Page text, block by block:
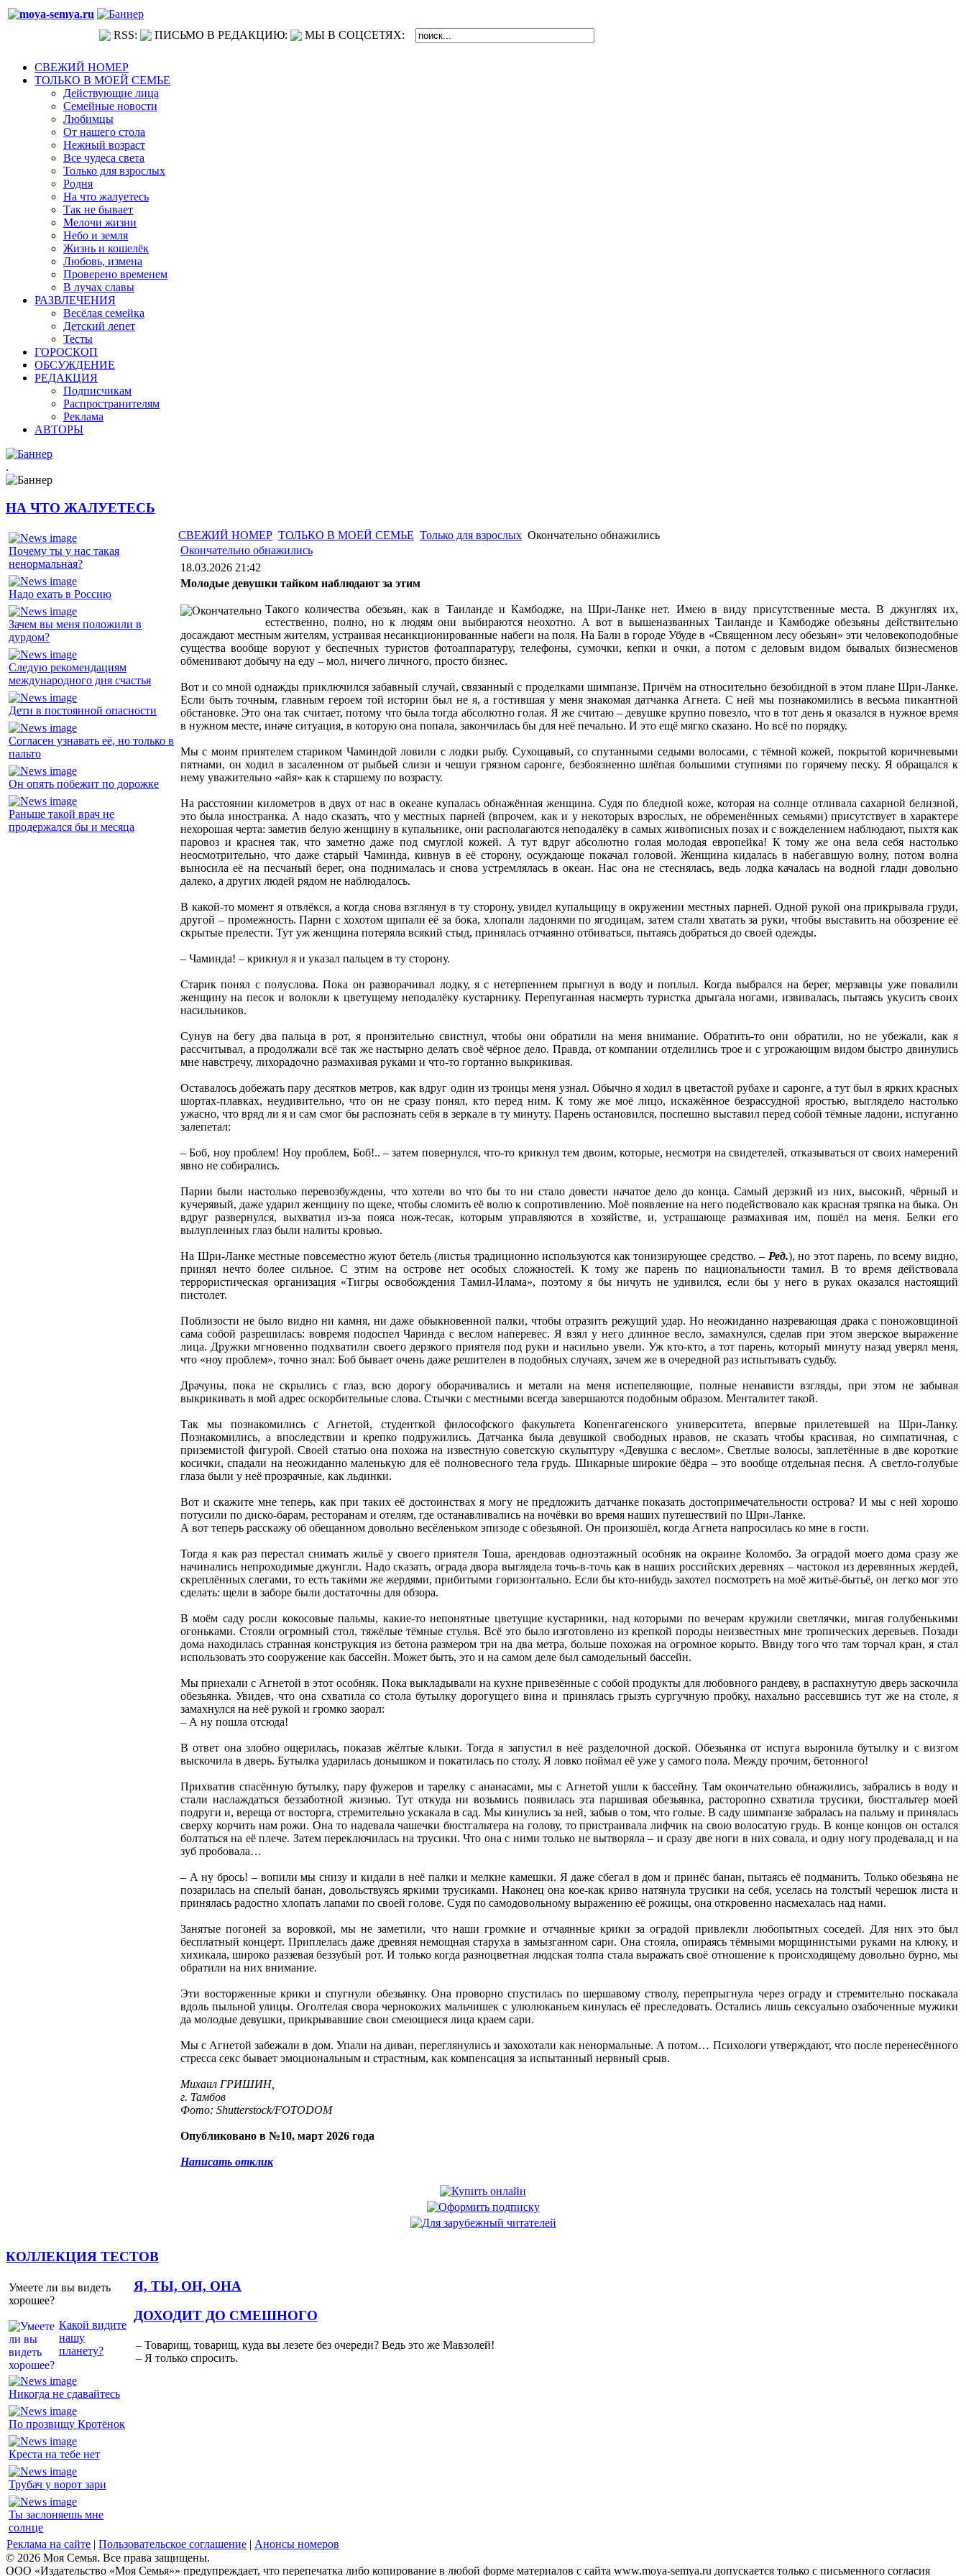
RSS: ПИСЬМО В РЕДАКЦИЮ: МЫ В СОЦСЕТЯХ:
СВЕЖИЙ НОМЕР
ТОЛЬКО В МОЕЙ СЕМЬЕ
Действующие лица
Семейные новости
Любимцы
От нашего стола
Нежный возраст
Все чудеса света
Только для взрослых
Родня
На что жалуетесь
Так не бывает
Мелочи жизни
Небо и земля
Жизнь и кошелёк
Любовь, измена
Проверено временем
В лучах славы
РАЗВЛЕЧЕНИЯ
Весёлая семейка
Детский лепет
Тесты
ГОРОСКОП
ОБСУЖДЕНИЕ
РЕДАКЦИЯ
Подписчикам
Распространителям
Реклама
АВТОРЫ
.
НА ЧТО ЖАЛУЕТЕСЬ
Почему ты у нас такая
ненормальная?
Надо ехать в Россию
Зачем вы меня положили в
дурдом?
Следую рекомендациям
международного дня счастья
Дети в постоянной опасности
Согласен узнавать её, но только в
пальто
Он опять побежит по дорожке
Раньше такой врач не
продержался бы и месяца
СВЕЖИЙ НОМЕР ТОЛЬКО В МОЕЙ СЕМЬЕ Только для взрослых Окончательно обнажились
Окончательно обнажились
18.03.2026 21:42
Молодые девушки тайком наблюдают за этим
Такого количества обезьян, как в Таиланде и Камбодже, на Шри-Ланке нет. Имею в виду присутственные места. В джунглях их,
естественно, полно, но к людям они выбираются неохотно. А вот в вышеназванных Таиланде и Камбодже обезьяны действительно
досаждают местным жителям, устраивая несанкционированные набеги на поля. На Бали в городе Убуде в «Священном лесу обезьян» эти человекоподобные
существа вообще воруют у беспечных туристов фотоаппаратуру, телефоны, сумочки, кепки и очки, а потом с деловым видом бывалых бизнесменов
обменивают добычу на еду – мол, ничего личного, просто бизнес.
Вот и со мной однажды приключился забавный случай, связанный с проделками шимпанзе. Причём на относительно безобидной в этом плане Шри-Ланке.
Если быть точным, главным героем той истории был не я, а гостившая у меня знакомая датчанка Агнета. С ней мы познакомились в весьма пикантной
обстановке. Это она так считает, потому что была тогда абсолютно голая. Я же считаю – девушке крупно повезло, что в тот день я оказался в нужное время
в нужном месте, иначе ситуация, в которую она попала, закончилась бы для неё печально. И это ещё мягко сказано. Но всё по порядку.
Мы с моим приятелем стариком Чаминдой ловили с лодки рыбу. Сухощавый, со спутанными седыми волосами, с тёмной кожей, покрытой коричневыми
пятнами, он ходил в засаленном от рыбьей слизи и чешуи грязном саронге, безбоязненно шлёпая большими ступнями по горячему песку. Я обращался к
нему уважительно «айя» как к старшему по возрасту.
На расстоянии километров в двух от нас в океане купалась обнажённая женщина. Судя по бледной коже, которая на солнце отливала сахарной белизной,
это была иностранка. А надо сказать, что у местных парней (впрочем, как и у некоторых взрослых, не обременённых семьями) присутствует в характере
нехорошая черта: заметив белую женщину в купальнике, они располагаются неподалёку в самых живописных позах и с вожделением наблюдают, пыхтя как
паровоз и краснея так, что заметно даже под смуглой кожей. А тут вдруг абсолютно голая молодая европейка! К тому же она вела себя настолько
неосмотрительно, что даже старый Чаминда, кивнув в её сторону, осуждающе покачал головой. Женщина кидалась в набегавшую волну, потом волна
выносила её на песчаный берег, она поднималась и снова устремлялась в океан. Нас она не стеснялась, ведь лодка качалась на водной глади довольно
далеко, а других людей рядом не наблюдалось.
В какой-то момент я отвлёкся, а когда снова взглянул в ту сторону, увидел купальщицу в окружении местных парней. Одной рукой она прикрывала груди,
другой – промежность. Парни с хохотом щипали её за бока, хлопали ладонями по ягодицам, затем стали хватать за руки, чтобы выставить на обозрение её
скрытые прелести. Тут уж женщина потеряла всякий стыд, принялась отчаянно отбиваться, пытаясь добраться до своей одежды.
– Чаминда! – крикнул я и указал пальцем в ту сторону.
Старик понял с полуслова. Пока он разворачивал лодку, я с нетерпением прыгнул в воду и поплыл. Когда выбрался на берег, мерзавцы уже повалили
женщину на песок и волокли к цветущему неподалёку кустарнику. Перепуганная насмерть туристка дрыгала ногами, извивалась, пытаясь укусить своих
насильников.
Сунув на бегу два пальца в рот, я пронзительно свистнул, чтобы они обратили на меня внимание. Обратить-то они обратили, но не убежали, как я
рассчитывал, а продолжали всё так же настырно делать своё чёрное дело. Правда, от компании отделились трое и с угрожающим видом быстро двинулись
мне навстречу, лихорадочно размахивая руками и что-то гортанно выкрикивая.
Оставалось добежать пару десятков метров, как вдруг один из троицы меня узнал. Обычно я ходил в цветастой рубахе и саронге, а тут был в ярких красных
шортах-плавках, неудивительно, что он не сразу понял, кто перед ним. К тому же моё лицо, искажённое безрассудной яростью, выглядело настолько
ужасно, что вряд ли я и сам смог бы распознать себя в зеркале в ту минуту. Парень остановился, поспешно выставил перед собой тёмные ладони, испуганно
залепетал:
– Боб, ноу проблем! Ноу проблем, Боб!.. – затем повернулся, что-то крикнул тем двоим, которые, несмотря на свидетелей, отказываться от своих намерений
явно не собирались.
Парни были настолько перевозбуждены, что хотели во что бы то ни стало довести начатое дело до конца. Самый дерзкий из них, высокий, чёрный и
кучерявый, даже ударил женщину по щеке, чтобы сломить её волю к сопротивлению. Моё появление на него подействовало как красная тряпка на быка. Он
вдруг развернулся, выхватил из-за пояса нож-тесак, которым управляются в хозяйстве, и, устрашающе размахивая им, пошёл на меня. Белки его
вылупленных глаз были налиты кровью.
На Шри-Ланке местные повсеместно жуют бетель (листья традиционно используются как тонизирующее средство. – Ред.), но этот парень, по всему видно,
принял нечто более сильное. С этим на острове нет особых сложностей. К тому же парень по национальности тамил. В то время действовала
террористическая организация «Тигры освобождения Тамил-Илама», поэтому я бы ничуть не удивился, если бы у него в руках оказался настоящий
пистолет.
Поблизости не было видно ни камня, ни даже обыкновенной палки, чтобы отразить режущий удар. Но неожиданно назревающая драка с поножовщиной
сама собой разрешилась: вовремя подоспел Чаринда с веслом наперевес. Я взял у него длинное весло, замахнулся, сделав при этом зверское выражение
лица. Дружки мгновенно подхватили своего дерзкого приятеля под руки и насильно увели. Уж кто-кто, а тот парень, который минуту назад уверял меня,
что «ноу проблем», точно знал: Боб бывает очень даже решителен в подобных случаях, зачем же в очередной раз испытывать судьбу.
Драчуны, пока не скрылись с глаз, всю дорогу оборачивались и метали на меня испепеляющие, полные ненависти взгляды, при этом не забывая
выкрикивать в мой адрес оскорбительные слова. Стычки с местными всегда завершаются подобным образом. Менталитет такой.
Так мы познакомились с Агнетой, студенткой философского факультета Копенгагенского университета, впервые прилетевшей на Шри-Ланку.
Познакомились, а впоследствии и крепко подружились. Датчанка была девушкой свободных нравов, не сказать чтобы красивая, но симпатичная, с
приземистой фигурой. Своей статью она похожа на известную советскую скульптуру «Девушка с веслом». Светлые волосы, заплетённые в две короткие
косички, спадали на неожиданно маленькую для её полновесного тела грудь. Шикарные широкие бёдра – это вообще отдельная песня. А светло-голубые
глаза были у неё прозрачные, как льдинки.
Вот и скажите мне теперь, как при таких её достоинствах я могу не предложить датчанке показать достопримечательности острова? И мы с ней хорошо
потусили по диско-барам, ресторанам и отелям, где останавливались на ночёвки во время наших путешествий по Шри-Ланке.
А вот теперь расскажу об обещанном довольно весёленьком эпизоде с обезьяной. Он произошёл, когда Агнета напросилась ко мне в гости.
Тогда я как раз перестал снимать жильё у своего приятеля Тоша, арендовав одноэтажный особняк на окраине Коломбо. За оградой моего дома сразу же
начинались непроходимые джунгли. Надо сказать, ограда двора выглядела точь-в-точь как в наших российских деревнях – частокол из деревянных жердей,
скреплённых слегами, то есть такими же жердями, прибитыми горизонтально. Если бы кто-нибудь захотел посмотреть на моё житьё-бытьё, он легко мог это
сделать: щели в заборе были достаточны для обзора.
В моём саду росли кокосовые пальмы, какие-то непонятные цветущие кустарники, над которыми по вечерам кружили светлячки, мигая голубенькими
огоньками. Стояли огромный стол, тяжёлые тёмные стулья. Всё это было изготовлено из крепкой породы неизвестных мне тропических деревьев. Позади
дома находилась странная конструкция из бетона размером три на два метра, больше похожая на огромное корыто. Ввиду того что там торчал кран, я стал
использовать это сооружение как бассейн. Может быть, это и на самом деле был самодельный бассейн.
Мы приехали с Агнетой в этот особняк. Пока выкладывали на кухне привезённые с собой продукты для любовного рандеву, в распахнутую дверь заскочила
обезьянка. Увидев, что она схватила со стола бутылку дорогущего вина и принялась грызть сургучную пробку, нахально рассевшись тут же на столе, я
замахнулся на неё рукой и громко заорал:
– А ну пошла отсюда!
В ответ она злобно ощерилась, показав жёлтые клыки. Тогда я запустил в неё разделочной доской. Обезьянка от испуга выронила бутылку и с визгом
выскочила в дверь. Бутылка ударилась донышком и покатилась по столу. Я ловко поймал её уже у самого пола. Между прочим, бетонного!
Прихватив спасённую бутылку, пару фужеров и тарелку с ананасами, мы с Агнетой ушли к бассейну. Там окончательно обнажились, забрались в воду и
стали наслаждаться беззаботной жизнью. Тут откуда ни возьмись появилась эта паршивая обезьянка, расторопно схватила трусики, бюстгальтер моей
подруги и, вереща от восторга, стремительно ускакала в сад. Мы кинулись за ней, забыв о том, что голые. В саду шимпанзе забралась на пальму и принялась
сверху корчить нам рожи. Она то надевала чашечки бюстгальтера на голову, то пристраивала лифчик на свою волосатую грудь. В конце концов он остался
болтаться на её плече. Затем переключилась на трусики. Что она с ними только не вытворяла – и сразу две ноги в них совала, и одну ногу продевала,ц и на
зуб пробовала…
– А ну брось! – вопили мы снизу и кидали в неё палки и мелкие камешки. Я даже сбегал в дом и принёс банан, пытаясь её подманить. Только обезьяна не
позарилась на спелый банан, довольствуясь яркими трусиками. Наконец она кое-как криво натянула трусики на себя, уселась на толстый черешок листа и
принялась радостно хлопать лапами по своей голове. Судя по самодовольному выражению её рожицы, она откровенно насмехалась над нами.
Занятые погоней за воровкой, мы не заметили, что наши громкие и отчаянные крики за оградой привлекли любопытных соседей. Для них это был
бесплатный концерт. Приплелась даже древняя немощная старуха в замызганном сари. Она стояла, опираясь тёмными морщинистыми руками на клюку, и
хихикала, широко раззевая беззубый рот. И только когда разноцветная людская толпа стала выражать своё отношение к происходящему довольно бурно, мы
обратили на них внимание.
Эти восторженные крики и спугнули обезьянку. Она проворно спустилась по шершавому стволу, перепрыгнула через ограду и стремительно поскакала
вдоль пыльной улицы. Оголтелая свора чернокожих мальчишек с улюлюканьем кинулась её преследовать. Остались лишь сексуально озабоченные мужики
да молодые девушки, прикрывавшие свои смеющиеся лица краем сари.
Мы с Агнетой забежали в дом. Упали на диван, переглянулись и захохотали как ненормальные. А потом… Психологи утверждают, что после перенесённого
стресса секс бывает эмоциональным и страстным, как компенсация за испытанный нервный срыв.
Михаил ГРИШИН,
г. Тамбов
Фото: Shutterstock/FOTODOM
Опубликовано в №10, март 2026 года
Написать отклик
КОЛЛЕКЦИЯ ТЕСТОВ
Умеете ли вы видеть
хорошее?
Какой видите
нашу
планету?
Я, ТЫ, ОН, ОНА
Никогда не сдавайтесь
По прозвищу Кротёнок
Креста на тебе нет
Трубач у ворот зари
Ты заслоняешь мне
солнце
ДОХОДИТ ДО СМЕШНОГО
– Товарищ, товарищ, куда вы лезете без очереди? Ведь это же Мавзолей!
– Я только спросить.
Реклама на сайте | Пользовательское соглашение | Анонсы номеров
© 2026 Моя Семья. Все права защищены.
ООО «Издательство «Моя Семья»» предупреждает, что перепечатка либо копирование в любой форме материалов с сайта www.moya-semya.ru допускается только с письменного согласия